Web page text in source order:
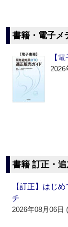
書籍・電子メ
【
2026
書籍 訂正・
【訂正】はじ
チ
2026年08月06日